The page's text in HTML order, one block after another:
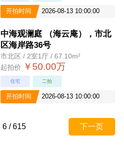
开拍时间 2026-08-13 10:00:00
中海观澜庭 （海云庵），市北
区海岸路36号
市北区 / 2室1厅 / 67.10m²
起拍价 ￥50.00万
住宅 二拍
开拍时间 2026-08-13 10:00:00
6 /615 下一页